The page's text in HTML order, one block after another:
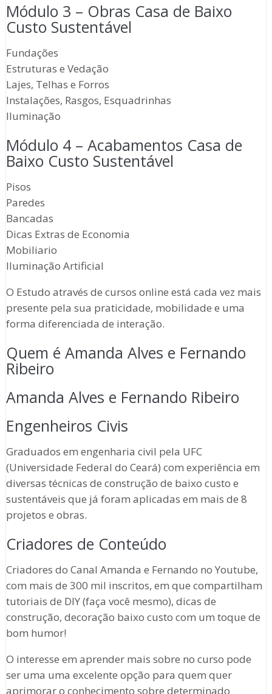
Módulo 3 – Obras Casa de Baixo
Custo Sustentável
Fundações
Estruturas e Vedação
Lajes, Telhas e Forros
Instalações, Rasgos, Esquadrinhas
Iluminação
Módulo 4 – Acabamentos Casa de
Baixo Custo Sustentável
Pisos
Paredes
Bancadas
Dicas Extras de Economia
Mobiliario
Iluminação Artificial
O Estudo através de cursos online está cada vez mais
presente pela sua praticidade, mobilidade e uma
forma diferenciada de interação.
Quem é Amanda Alves e Fernando
Ribeiro
Amanda Alves e Fernando Ribeiro
Engenheiros Civis
Graduados em engenharia civil pela UFC
(Universidade Federal do Ceará) com experiência em
diversas técnicas de construção de baixo custo e
sustentáveis que já foram aplicadas em mais de 8
projetos e obras.
Criadores de Conteúdo
Criadores do Canal Amanda e Fernando no Youtube,
com mais de 300 mil inscritos, em que compartilham
tutoriais de DIY (faça você mesmo), dicas de
construção, decoração baixo custo com um toque de
bom humor!
O interesse em aprender mais sobre no curso pode
ser uma uma excelente opção para quem quer
aprimorar o conhecimento sobre determinado